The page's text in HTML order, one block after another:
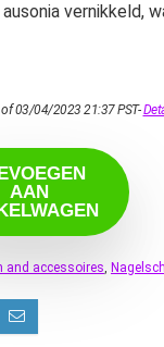
vernikkeld,
03/04/2023 21:37 PST-
AAN
and accessoires,